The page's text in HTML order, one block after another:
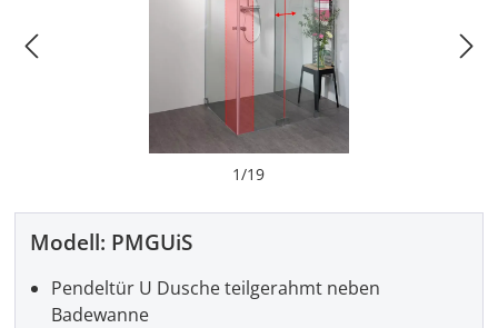
1/19
Modell: PMGUiS
Pendeltür U Dusche teilgerahmt neben
Badewanne